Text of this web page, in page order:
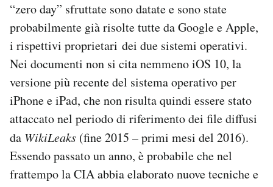
“zero day” sfruttate sono datate e sono state
probabilmente già risolte tutte da Google e Apple,
i rispettivi proprietari dei due sistemi operativi.
Nei documenti non si cita nemmeno iOS 10, la
versione più recente del sistema operativo per
iPhone e iPad, che non risulta quindi essere stato
attaccato nel periodo di riferimento dei file diffusi
da WikiLeaks (fine 2015 – primi mesi del 2016).
Essendo passato un anno, è probabile che nel
frattempo la CIA abbia elaborato nuove tecniche e